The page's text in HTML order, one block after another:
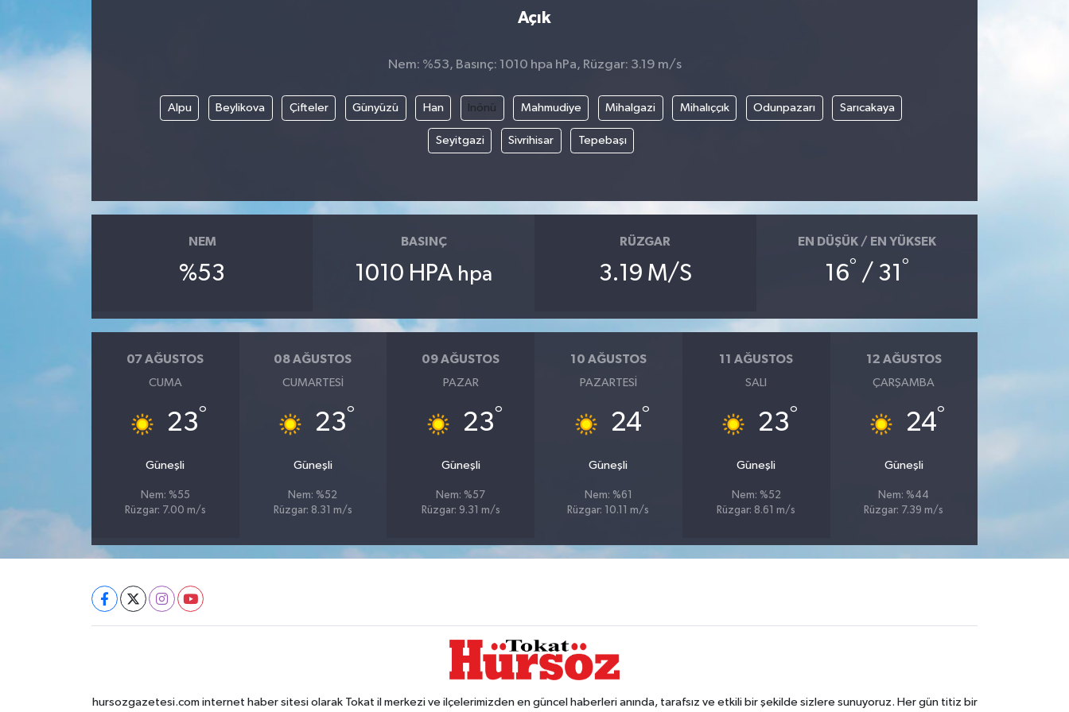
Açık
Nem: %53, Basınç: 1010 hpa hPa, Rüzgar: 3.19 m/s
Alpu Beylikova Çifteler Günyüzü Han İnönü Mahmudiye Mihalgazi Mihalıççık Odunpazarı Sarıcakaya
Seyitgazi Sivrihisar Tepebaşı
NEM
%53
BASINÇ
1010 HPA hpa
RÜZGAR
3.19 M/S
EN DÜŞÜK / EN YÜKSEK
16° / 31 °
07 AĞUSTOS
CUMA
23°
Güneşli
Nem: %55
Rüzgar: 7.00 m/s
08 AĞUSTOS
CUMARTESI
23°
Güneşli
Nem: %52
Rüzgar: 8.31 m/s
09 AĞUSTOS
PAZAR
23°
Güneşli
Nem: %57
Rüzgar: 9.31 m/s
10 AĞUSTOS
PAZARTESI
24°
Güneşli
Nem: %61
Rüzgar: 10.11 m/s
11 AĞUSTOS
SALI
23°
Güneşli
Nem: %52
Rüzgar: 8.61 m/s
12 AĞUSTOS
ÇARŞAMBA
24°
Güneşli
Nem: %44
Rüzgar: 7.39 m/s
hursozgazetesi.com internet haber sitesi olarak Tokat il merkezi ve ilçelerimizden en güncel haberleri anında, tarafsız ve etkili bir şekilde sizlere sunuyoruz. Her gün titiz bir